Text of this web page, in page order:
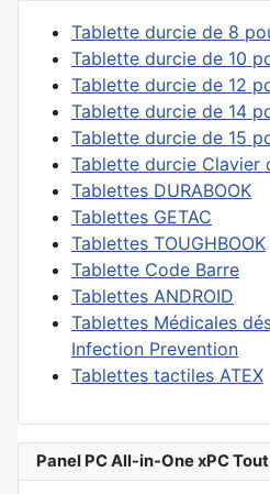
Tablette durcie de 8
Tablette durcie de 10
Tablette durcie de 12
Tablette durcie de 14
Tablette durcie de 15
Tablette durcie Clavier
Tablettes DURABOOK
Tablettes GETAC
Tablettes TOUGHBOOK
Tablette Code Barre
Tablettes ANDROID
Tablettes Médicales
Infection Prevention
Tablettes tactiles ATEX
Panel PC All-in-One xPC